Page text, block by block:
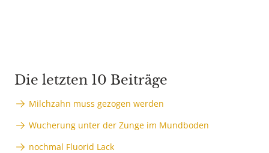
Die letzten 10 Beiträge
Milchzahn muss gezogen werden
Wucherung unter der Zunge im Mundboden
nochmal Fluorid Lack